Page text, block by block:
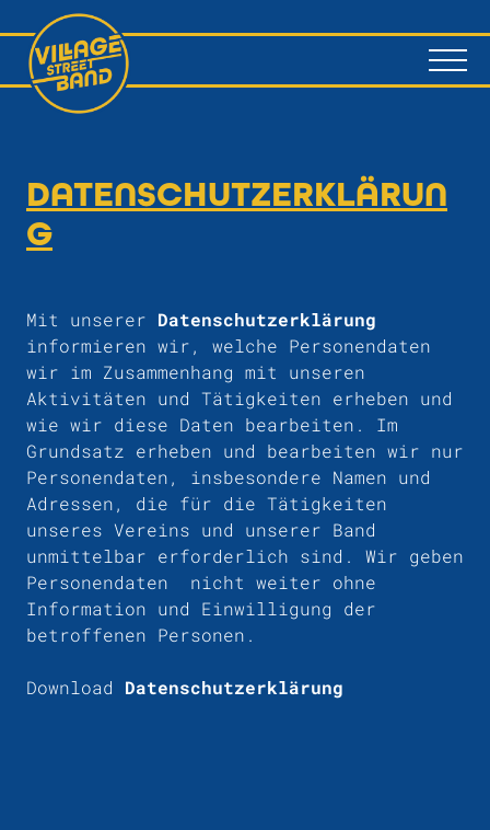
DATENSCHUTZERKLÄRUN
G
Mit unserer Datenschutzerklärung
informieren wir, welche Personendaten
wir im Zusammenhang mit unseren
Aktivitäten und Tätigkeiten erheben und
wie wir diese Daten bearbeiten. Im
Grundsatz erheben und bearbeiten wir nur
Personendaten, insbesondere Namen und
Adressen, die für die Tätigkeiten
unseres Vereins und unserer Band
unmittelbar erforderlich sind. Wir geben
Personendaten nicht weiter ohne
Information und Einwilligung der
betroffenen Personen.
Download Datenschutzerklärung